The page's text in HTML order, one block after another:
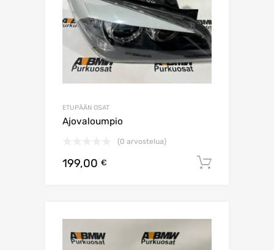
ETUPÄÄN OSAT
Ajovaloumpio
(0 arvostelua)
199,00 €